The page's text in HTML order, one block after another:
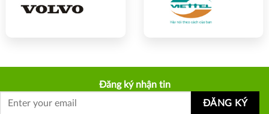
Đăng ký nhận tin